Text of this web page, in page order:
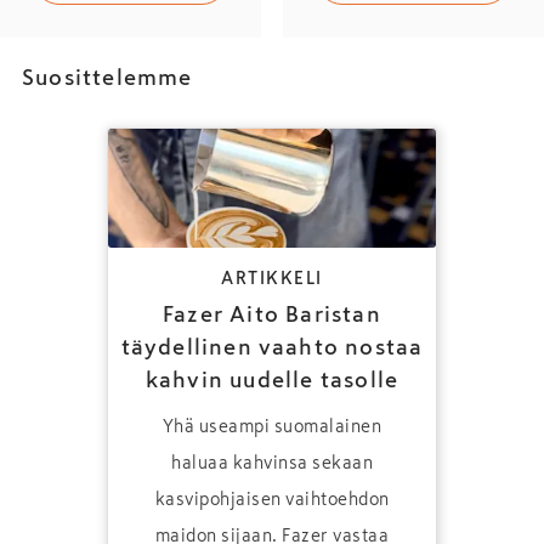
Suosittelemme
ARTIKKELI
Fazer Aito Baristan
täydellinen vaahto nostaa
kahvin uudelle tasolle
Yhä useampi suomalainen
haluaa kahvinsa sekaan
kasvipohjaisen vaihtoehdon
maidon sijaan. Fazer vastaa